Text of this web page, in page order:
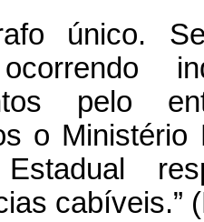
único.
ocorrendo
pelo
o
cabíveis.”